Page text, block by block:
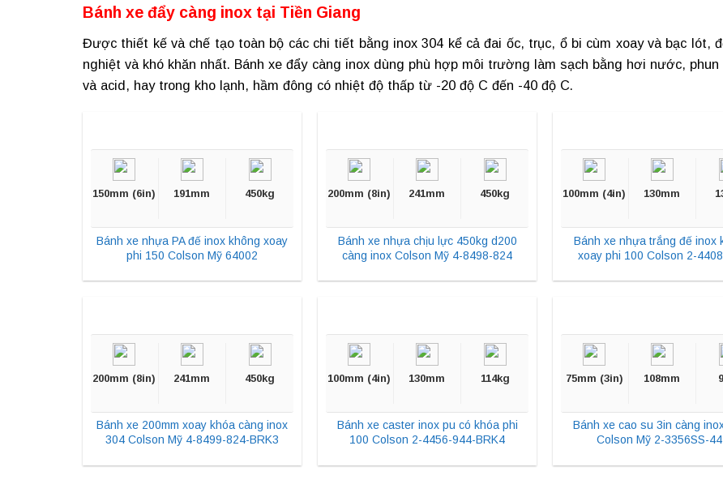
Bánh xe đẩy càng inox tại Tiền Giang
Được thiết kế và chế tạo toàn bộ các chi tiết bằng inox 304 kể cả đai ốc, trục, ổ bi cùm xoay và bạc lót,
nghiệt và khó khăn nhất. Bánh xe đẩy càng inoxdùng phù hợp môi trường làm sạch bằng hơi nước,
và acid, hay trong kho lạnh, hầm đông có nhiệt độ thấp từ -20 độ C đến -40 độ C.
150mm (6in) 191mm 450kg
Bánh xe nhựa PA đế inox không xoay
phi 150 Colson Mỹ 64002
200mm (8in) 241mm 450kg
Bánh xe nhựa chịu lực 450kg d200
càng inox Colson Mỹ 4-8498-824
100mm (4in) 130mm
Bánh xe nhựa trắng đế inox
xoay phi 100 Colson 2-
200mm (8in) 241mm 450kg
Bánh xe 200mm xoay khóa càng inox
304 Colson Mỹ 4-8499-824-BRK3
100mm (4in) 130mm 114kg
Bánh xe caster inox pu có khóa phi
100 Colson 2-4456-944-BRK4
75mm (3in) 108mm
Bánh xe cao su 3in càng
Colson Mỹ 2-3356SS-